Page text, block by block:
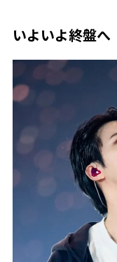
いよいよ終盤へ